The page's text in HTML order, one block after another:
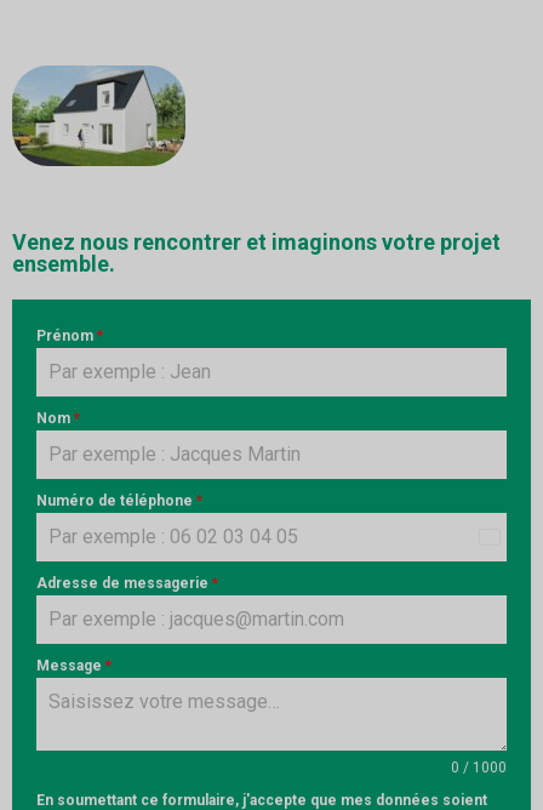
Venez nous rencontrer et imaginons votre projet
ensemble.
Prénom *
Nom *
Numéro de téléphone *
Adresse de messagerie *
Message *
0 / 1000
En soumettant ce formulaire, j'accepte que mes données soient